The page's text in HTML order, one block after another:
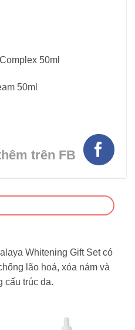
50ml
50ml
trên FB
Whitening Gift Set có
lão hoá, xóa nám và
cấu trúc da.